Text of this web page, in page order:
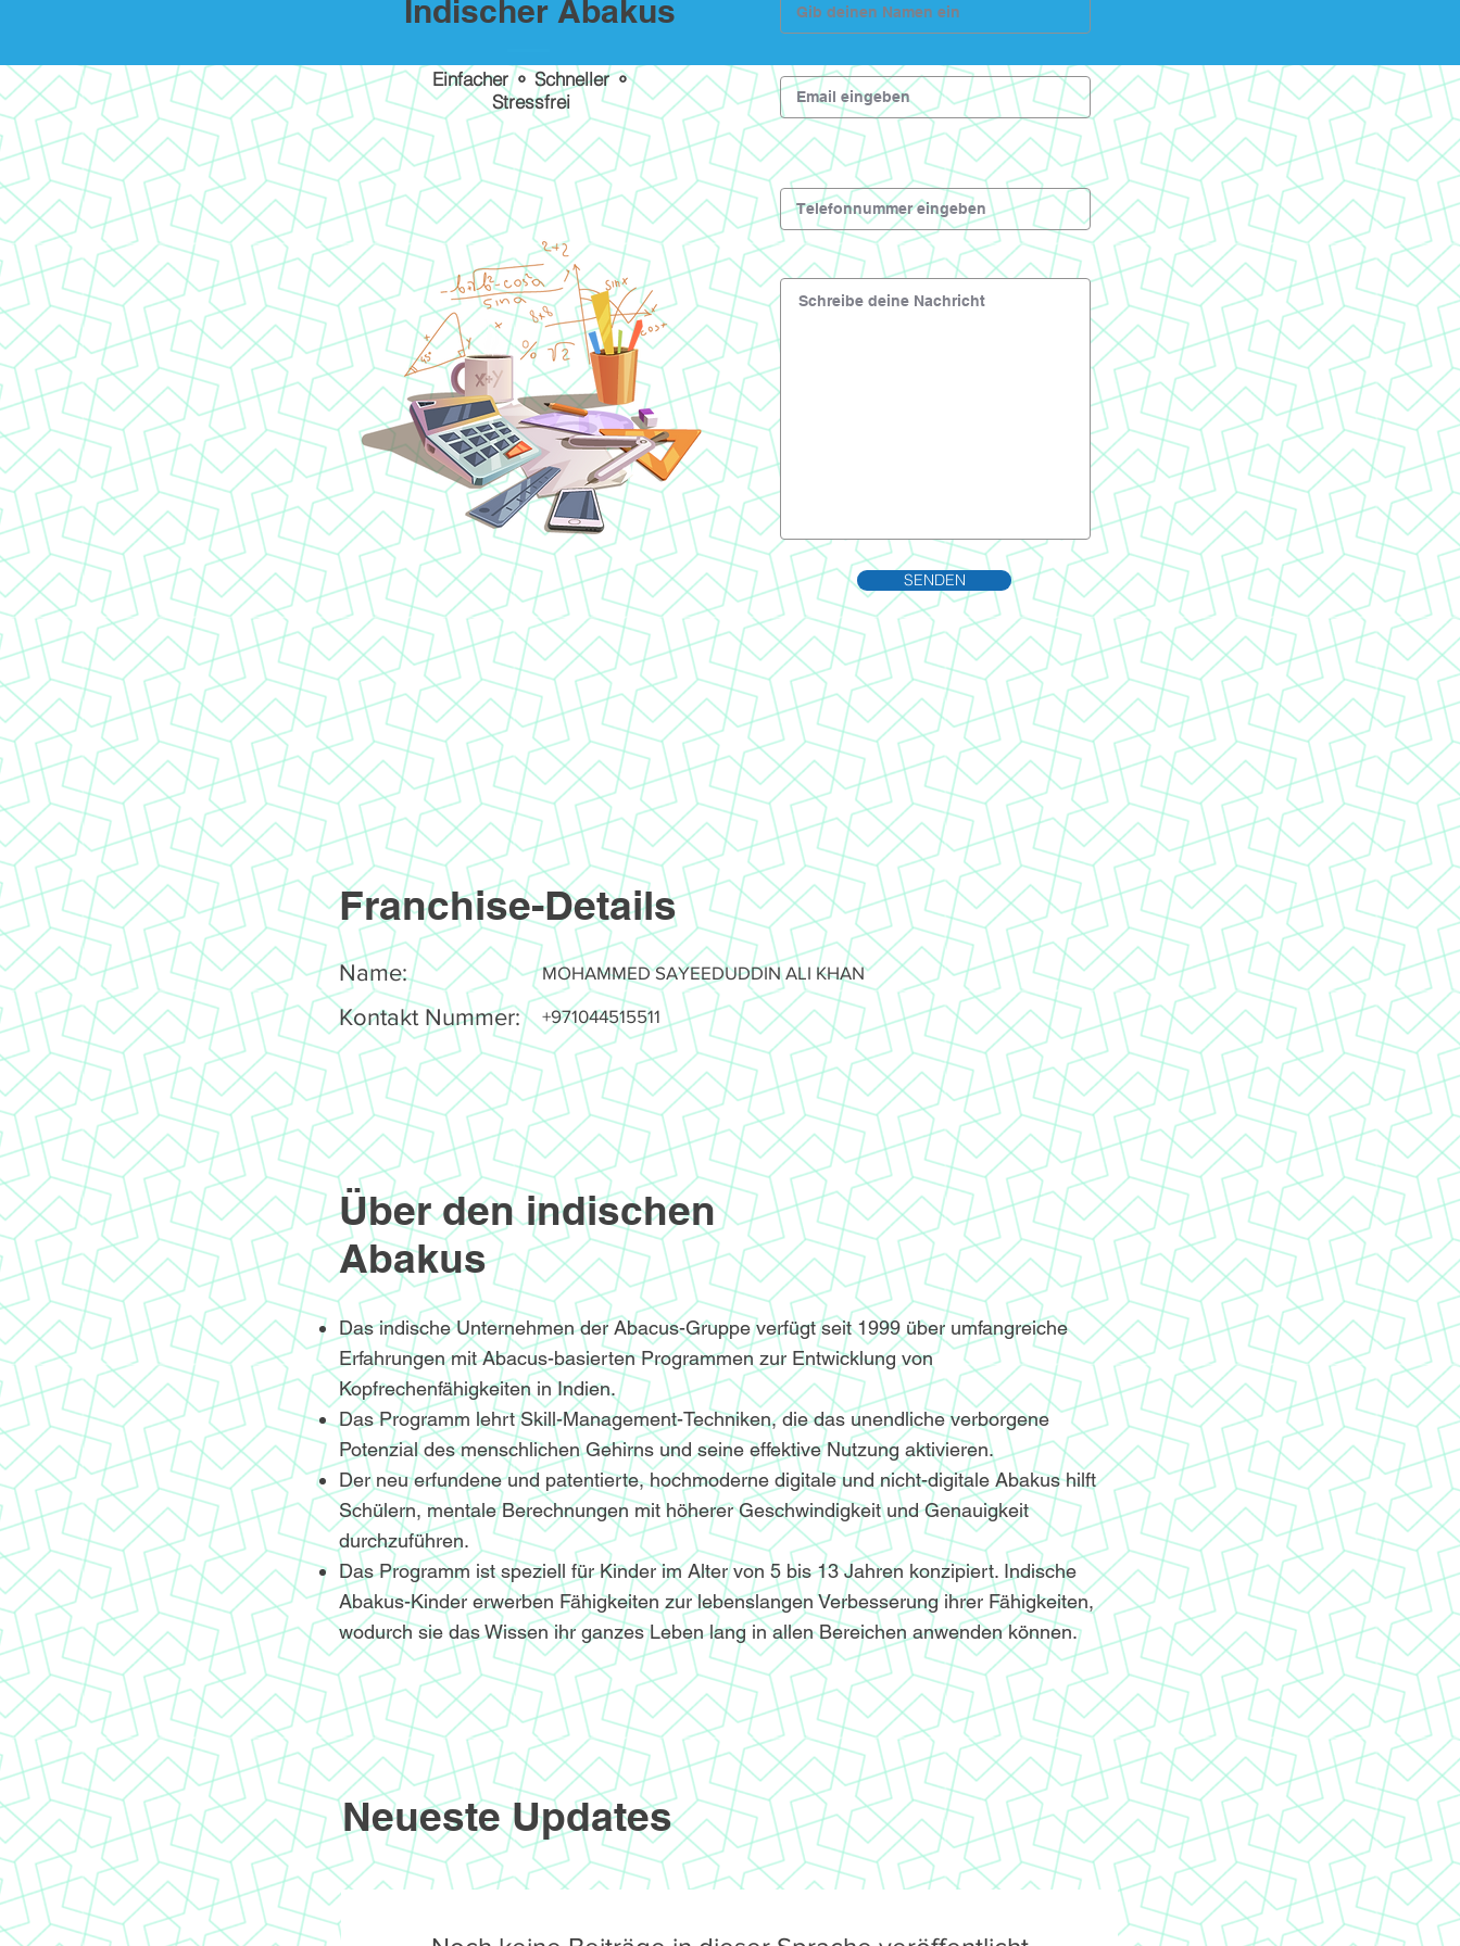
Indischer Abakus
Einfacher ⚬ Schneller ⚬
Stressfrei
SENDEN
Franchise-Details
Name:
Kontakt Nummer:
MOHAMMED SAYEEDUDDIN ALI KHAN
+971044515511
Über den indischen
Abakus
Das indische Unternehmen der Abacus-Gruppe verfügt seit 1999 über umfangreiche
Erfahrungen mit Abacus-basierten Programmen zur Entwicklung von
Kopfrechenfähigkeiten in Indien.
Das Programm lehrt Skill-Management-Techniken, die das unendliche verborgene
Potenzial des menschlichen Gehirns und seine effektive Nutzung aktivieren.
Der neu erfundene und patentierte, hochmoderne digitale und nicht-digitale Abakus hilft
Schülern, mentale Berechnungen mit höherer Geschwindigkeit und Genauigkeit
durchzuführen.
Das Programm ist speziell für Kinder im Alter von 5 bis 13 Jahren konzipiert. Indische
Abakus-Kinder erwerben Fähigkeiten zur lebenslangen Verbesserung ihrer Fähigkeiten,
wodurch sie das Wissen ihr ganzes Leben lang in allen Bereichen anwenden können.
Neueste Updates